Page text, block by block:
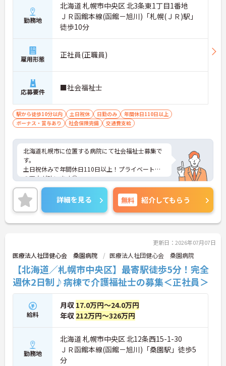
勤務地
北海道 札幌市中央区 北3条東1丁目1番地
ＪＲ函館本線(函館－旭川)「札幌(ＪＲ)駅」
徒歩10分
雇用形態 正社員(正職員)
応募要件 ■社会福祉士
駅から徒歩10分以内 土日祝休 日勤のみ
年間休日110日以上
ボーナス・賞与あり
社会保険完備 交通費支給
北海道札幌市に位置する病院にて社会福祉士募集で
す。
土日祝休みで年間休日110日以上！プライベートと
の両立が叶います◎
また、大手企業運営ですので、長く働きやすい環境
が整っています！
ご興味ある方には、面接対策ポイントなど、さらに
詳細をお話しいたしますのでお気軽にご相談くださ
い！
詳細を見る 無料 紹介してもらう
更新日：2026年07月07日
医療法人社団健心会 桑園病院 医療法人社団健心会 桑園病院
【北海道／札幌市中央区】最寄駅徒歩5分！完全
週休2日制♪病棟で介護福祉士の募集＜正社員＞
給料
月収 17.0万円～24.0万円
年収 212万円～326万円
勤務地
北海道 札幌市中央区 北12条西15-1-30
ＪＲ函館本線(函館－旭川)「桑園駅」徒歩5
分